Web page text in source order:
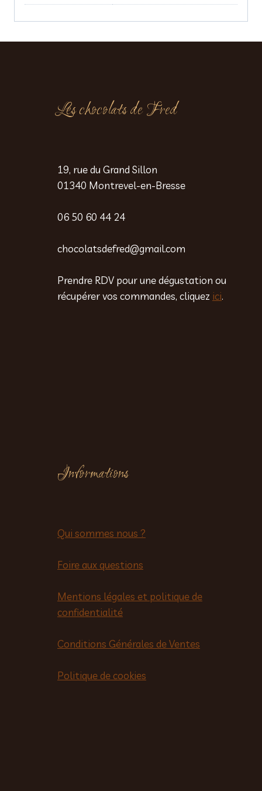
Les chocolats de Fred
19, rue du Grand Sillon
01340 Montrevel-en-Bresse
06 50 60 44 24
chocolatsdefred@gmail.com
Prendre RDV pour une dégustation ou
récupérer vos commandes, cliquez ici.
Informations
Qui sommes nous ?
Foire aux questions
Mentions légales et politique de
confidentialité
Conditions Générales de Ventes
Politique de cookies